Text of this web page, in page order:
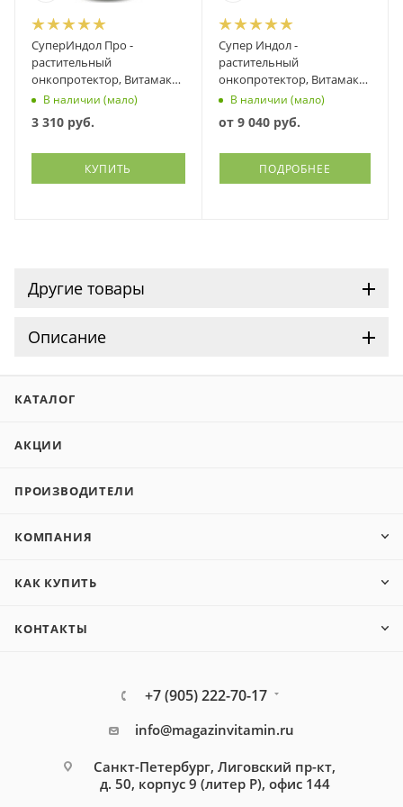
СуперИндол Про -
растительный
онкопротектор, Витамакс
(Vitamax), 60 капсул
В наличии (мало)
3 310 руб.
КУПИТЬ
Супер Индол -
растительный
онкопротектор, Витамакс
(Vitamax)
В наличии (мало)
от 9 040 руб.
ПОДРОБНЕЕ
Другие товары
Описание
КАТАЛОГ
АКЦИИ
ПРОИЗВОДИТЕЛИ
КОМПАНИЯ
КАК КУПИТЬ
КОНТАКТЫ
+7 (905) 222-70-17
info@magazinvitamin.ru
Санкт-Петербург, Лиговский пр-кт,
д. 50, корпус 9 (литер Р), офис 144